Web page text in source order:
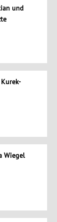
und
Wiegel